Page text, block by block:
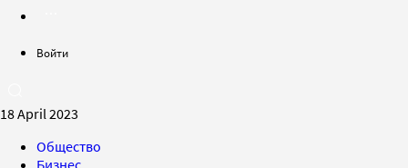
Войти
18 April 2023
Общество
Бизнес